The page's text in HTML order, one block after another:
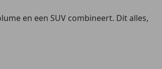
en een SUV combineert. Dit alles,